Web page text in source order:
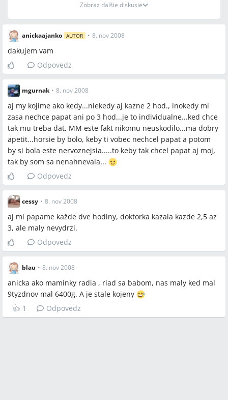
Zobraz ďalšie diskusie
anickaajanko AUTOR • 8. nov 2008
dakujem vam
Odpovedz
mgurnak • 8. nov 2008
aj my kojime ako kedy...niekedy aj kazne 2 hod., inokedy mi
zasa nechce papat ani po 3 hod...je to individualne...ked chce
tak mu treba dat, MM este fakt nikomu neuskodilo...ma dobry
apetit...horsie by bolo, keby ti vobec nechcel papat a potom
by si bola este nervoznejsia.....to keby tak chcel papat aj moj,
tak by som sa nenahnevala...
Odpovedz
cessy • 8. nov 2008
aj mi papame každe dve hodiny, doktorka kazala kazde 2,5 az
3, ale maly nevydrzi.
Odpovedz
blau • 8. nov 2008
anicka ako maminky radia , riad sa babom, nas maly ked mal
9tyzdnov mal 6400g. A je stale kojeny
👍 1 Odpovedz